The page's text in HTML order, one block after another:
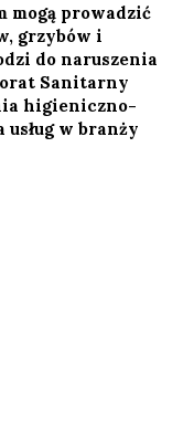
mogą prowadzić
grzybów i
do naruszenia
Sanitarny
higieniczno-
w branży